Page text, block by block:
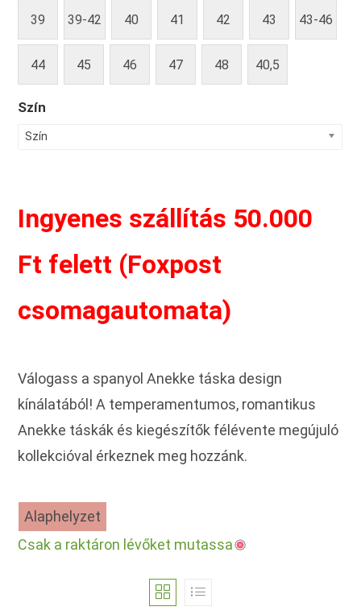
39 39-42 40 41 42 43 43-46
44 45 46 47 48 40,5
Szín
Szín
Ingyenes szállítás 50.000
Ft felett (Foxpost
csomagautomata)
Válogass a spanyol Anekke táska design
kínálatából! A temperamentumos, romantikus
Anekke táskák és kiegészítők félévente megújuló
kollekcióval érkeznek meg hozzánk.
Alaphelyzet
Csak a raktáron lévőket mutassa